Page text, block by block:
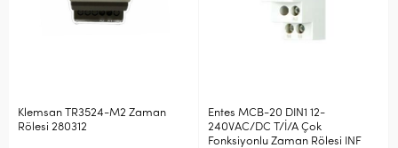
Klemsan TR3524-M2 Zaman
Rölesi 280312
Entes MCB-20 DIN1 12-
240VAC/DC T/İ/A Çok
Fonksiyonlu Zaman Rölesi INF